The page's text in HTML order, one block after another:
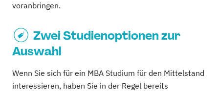
voranbringen.
Zwei Studienoptionen zur
Auswahl
Wenn Sie sich für ein MBA Studium für den Mittelstand
interessieren, haben Sie in der Regel bereits